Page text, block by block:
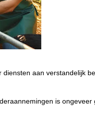
diensten aan verstandelijk
is ongeveer